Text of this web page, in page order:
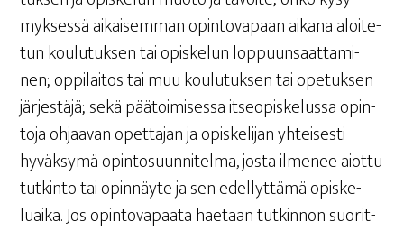
myk­ses­sä aikai­sem­man opin­to­va­paan aika­na aloi­te­
tun kou­lu­tuk­sen tai opis­ke­lun lop­puun­saat­ta­mi­
nen; oppi­lai­tos tai muu kou­lu­tuk­sen tai ope­tuk­sen
jär­jes­tä­jä; sekä pää­toi­mi­ses­sa itseo­pis­ke­lus­sa opin­
to­ja ohjaa­van opet­ta­jan ja opis­ke­li­jan yhtei­ses­ti
hyväk­sy­mä opin­to­suun­ni­tel­ma, jos­ta ilme­nee aiot­tu
tut­kin­to tai opin­näy­te ja sen edel­lyt­tä­mä opis­ke­
luai­ka. Jos opin­to­va­paa­ta hae­taan tut­kin­non suo­rit­